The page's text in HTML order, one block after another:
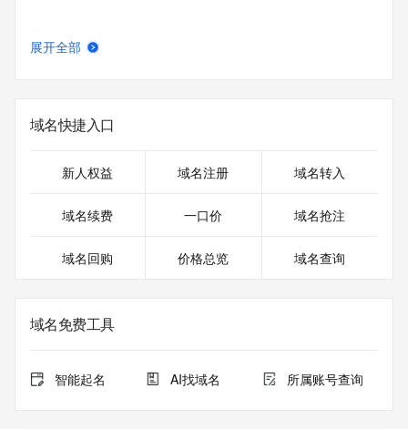
展开全部
域名快捷入口
新人权益 域名注册 域名转入
域名续费 一口价 域名抢注
域名回购 价格总览 域名查询
域名免费工具
智能起名 AI找域名 所属账号查询